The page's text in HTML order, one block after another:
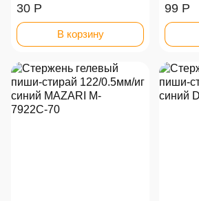
30 Р
В корзину
99 Р